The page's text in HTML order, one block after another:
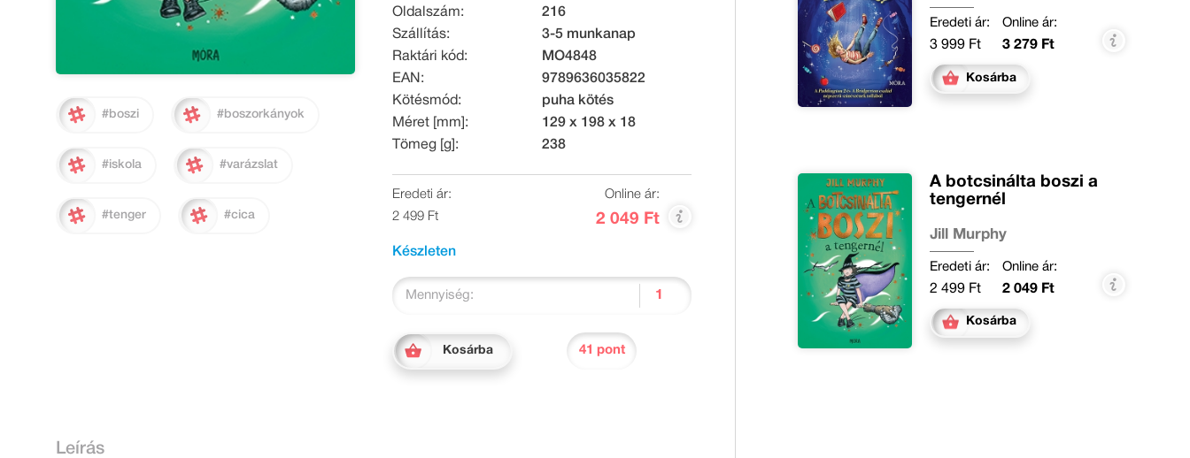
#boszi #boszorkányok
#iskola #varázslat
#tenger #cica
Oldalszám:
216
Szállítás:
3-5 munkanap
Raktári kód:
MO4848
EAN:
9789636035822
Kötésmód:
puha kötés
Méret [mm]:
129 x 198 x 18
Tömeg [g]:
238
Eredeti ár:
2 499 Ft
Online ár:
2 049 Ft
Készleten
Mennyiség:
Kosárba 41 pont
Leírás
Eredeti ár:
3 999 Ft
Online ár:
3 279 Ft
Kosárba
A botcsinálta boszi a
tengernél
Jill Murphy
Eredeti ár:
2 499 Ft
Online ár:
2 049 Ft
Kosárba